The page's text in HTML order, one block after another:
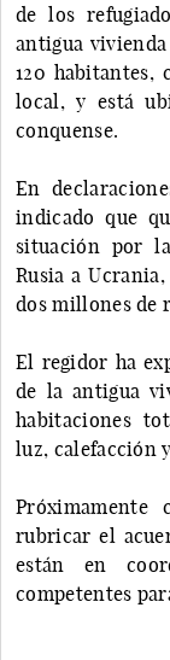
de los
antigua
120 habitantes,
local, y está
conquense.
En
indicado que
situación por
Rusia a
dos millones de
El regidor ha
de la antigua
habitaciones
luz, calefacción
Próximamente
rubricar el
están en
competentes